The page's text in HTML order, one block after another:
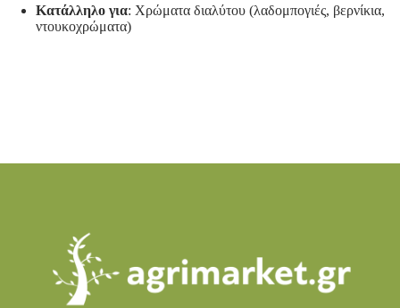
Κατάλληλο για: Χρώματα διαλύτου (λαδομπογιές, βερνίκια,
ντουκοχρώματα)